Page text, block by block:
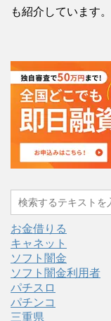
も紹介しています。
お金借りる
キャネット
ソフト闇金
ソフト闇金利用者
パチスロ
パチンコ
三重県